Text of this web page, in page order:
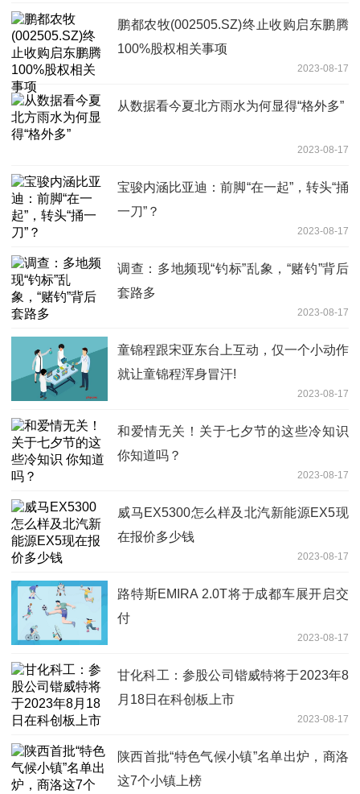
鹏都农牧(002505.SZ)终止收购启东鹏腾
100%股权相关事项
2023-08-17
从数据看今夏北方雨水为何显得“格外多”
2023-08-17
宝骏内涵比亚迪：前脚“在一起”，转头“捅
一刀”？
2023-08-17
调查：多地频现“钓标”乱象，“赌钓”背后
套路多
2023-08-17
童锦程跟宋亚东台上互动，仅一个小动作
就让童锦程浑身冒汗!
2023-08-17
和爱情无关！关于七夕节的这些冷知识
你知道吗？
2023-08-17
威马EX5300怎么样及北汽新能源EX5现
在报价多少钱
2023-08-17
路特斯EMIRA 2.0T将于成都车展开启交
付
2023-08-17
甘化科工：参股公司锴威特将于2023年8
月18日在科创板上市
2023-08-17
陕西首批“特色气候小镇”名单出炉，商洛
这7个小镇上榜